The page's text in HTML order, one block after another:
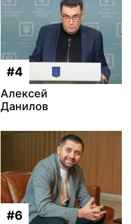
#4
Алексей
Данилов
#6